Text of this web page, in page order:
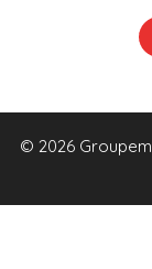
© 2026